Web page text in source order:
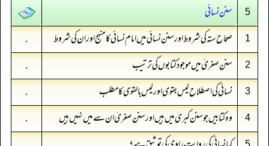
5 سنن نسائي
1 صحاح ستہ کی شروط اور سنن نسائی میں امام نسائی کا منہج اور ان کی شروط .
2 سنن صغریٰ میں موجود کتابوں کی ترتیب .
3 نسائی کی اصطلاح لیس بقوی اور لیس بالقوی کا مطلب .
4 وہ کتابیں جو سنن کبریٰ میں ہیں اور سنن صغریٰ ان سے میں نہیں ہیں .
5